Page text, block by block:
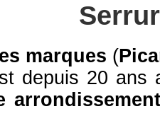
marques (
depuis 20 ans